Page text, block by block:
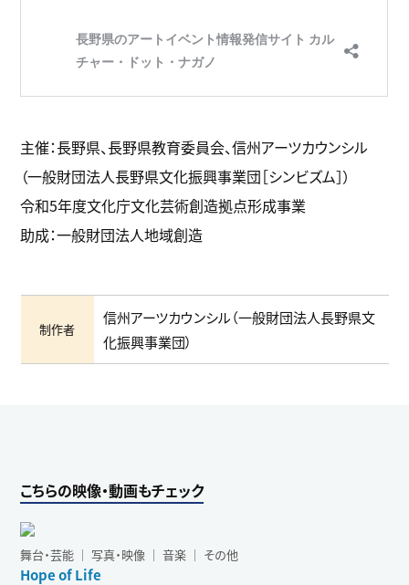
主催：長野県、長野県教育委員会、信州アーツカウンシル
（一般財団法人長野県文化振興事業団［シンビズム］）
令和5年度文化庁文化芸術創造拠点形成事業
助成：一般財団法人地域創造
制作者
信州アーツカウンシル（一般財団法人長野県文
化振興事業団）
こちらの映像・動画もチェック
舞台・芸能 ｜ 写真・映像 ｜ 音楽 ｜ その他
Hope of Life